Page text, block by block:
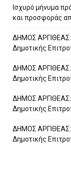
Ισχυρό μήνυμα
και προσφοράς
ΔΗΜΟΣ
Δημοτικής
ΔΗΜΟΣ
Δημοτικής
ΔΗΜΟΣ
Δημοτικής
ΔΗΜΟΣ
Δημοτικής